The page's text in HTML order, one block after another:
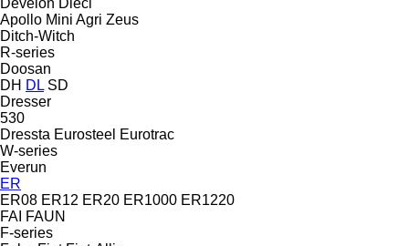
Apollo Mini Agri Zeus
Ditch-Witch
R-series
Doosan
DH DL SD
Dresser
530
Dressta Eurosteel Eurotrac
W-series
Everun
ER
ER08 ER12 ER20 ER1000 ER1220
FAI FAUN
F-series